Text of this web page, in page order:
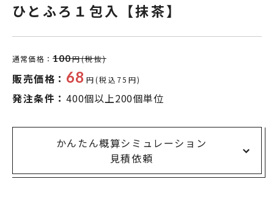
ひとふろ１包入【抹茶】
通常価格： 100円(税抜)
販売価格： 68 円(税込75円)
発注条件： 400個以上200個単位
かんたん概算シミュレーション
見積依頼